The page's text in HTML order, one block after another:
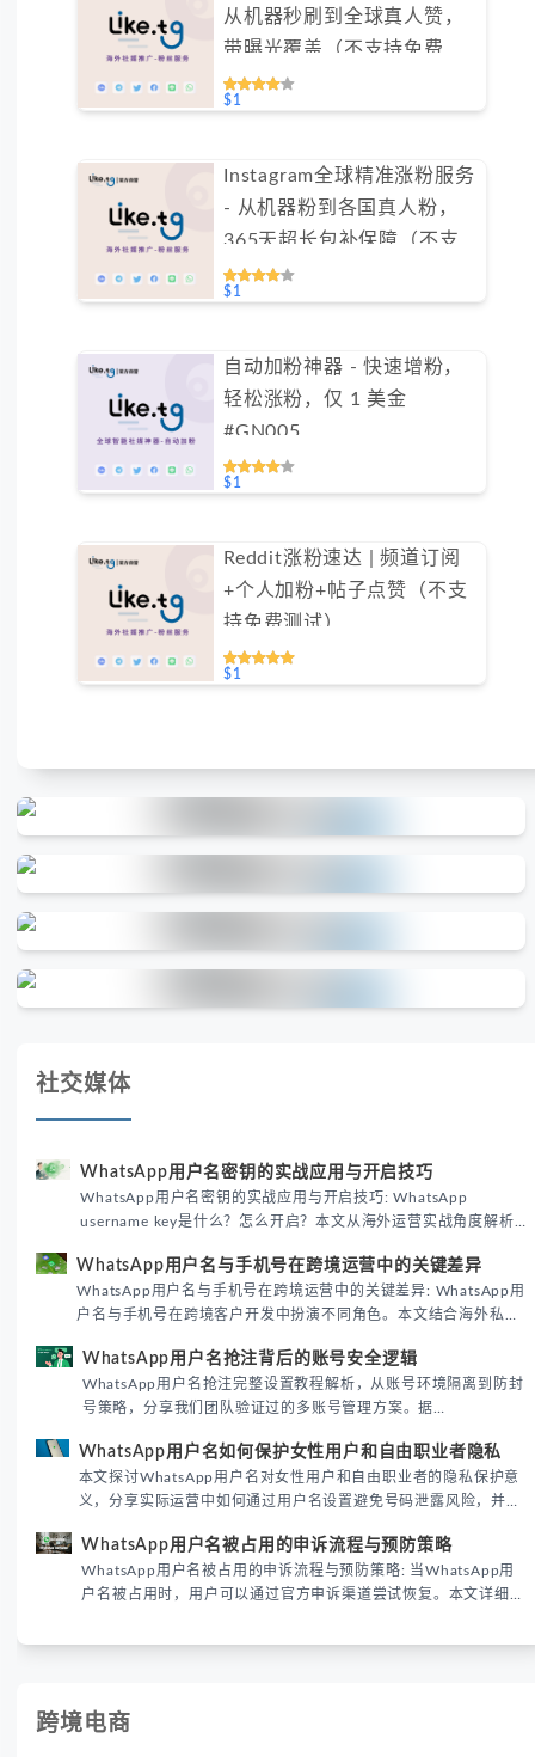
从机器秒刷到全球真人赞，
带曝光覆盖（不支持免费测
试）
$1
Instagram全球精准涨粉服务
- 从机器粉到各国真人粉，
365天超长包补保障（不支
持免费测试）
$1
自动加粉神器 - 快速增粉，
轻松涨粉，仅 1 美金
#GN005
$1
Reddit涨粉速达 | 频道订阅
+个人加粉+帖子点赞（不支
持免费测试）
$1
社交媒体
WhatsApp用户名密钥的实战应用与开启技巧
WhatsApp用户名密钥的实战应用与开启技巧: WhatsApp
username key是什么？怎么开启？本文从海外运营实战角度解析
境团队高效触达目标客户。
WhatsApp用户名与手机号在跨境运营中的关键差异
WhatsApp用户名与手机号在跨境运营中的关键差异: WhatsApp用
户名与手机号在跨境客户开发中扮演不同角色。本文结合海外私域
际差异，帮助团队优化WhatsApp营销策略。
WhatsApp用户名抢注背后的账号安全逻辑
WhatsApp用户名抢注完整设置教程解析，从账号环境隔离到防封
号策略，分享我们团队验证过的多账号管理方案。据
性直接影响转化率。
WhatsApp用户名如何保护女性用户和自由职业者隐私
本文探讨WhatsApp用户名对女性用户和自由职业者的隐私保护意
义，分享实际运营中如何通过用户名设置避免号码泄露风险，并提
已成为全球数字沟通的首要考量。
WhatsApp用户名被占用的申诉流程与预防策略
WhatsApp用户名被占用的申诉流程与预防策略: 当WhatsApp用
户名被占用时，用户可以通过官方申诉渠道尝试恢复。本文详细解
账号安全。
跨境电商